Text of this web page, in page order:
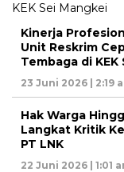
Kinerja
Unit Reskrim
Tembaga di
23 Juni 2026 | 2:19
Hak Warga
Langkat Kritik
PT LNK
22 Juni 2026 | 1:01